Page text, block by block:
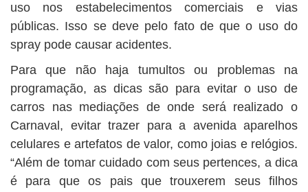
uso nos estabelecimentos comerciais e vias
públicas. Isso se deve pelo fato de que o uso do
spray pode causar acidentes.
Para que não haja tumultos ou problemas na
programação, as dicas são para evitar o uso de
carros nas mediações de onde será realizado o
Carnaval, evitar trazer para a avenida aparelhos
celulares e artefatos de valor, como joias e relógios.
“Além de tomar cuidado com seus pertences, a dica
é para que os pais que trouxerem seus filhos